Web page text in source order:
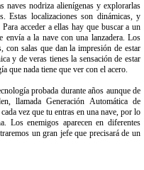
naves nodriza alienígenas y explorarlas
Estas localizaciones son dinámicas, y
acceder a ellas hay que buscar a un
envía a la nave con una lanzadera. Los
con salas que dan la impresión de estar
y de veras tienes la sensación de estar
que nada tiene que ver con el acero.
probada durante años aunque de
llamada Generación Automática de
vez que tu entras en una nave, por lo
Los enemigos aparecen en diferentes
un gran jefe que precisará de un